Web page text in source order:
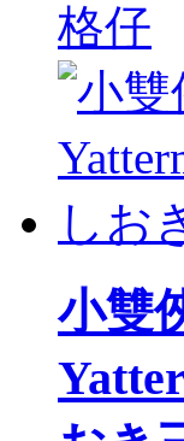
格仔
小雙